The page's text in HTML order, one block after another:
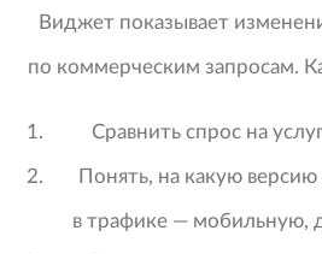
Виджет показывает
по коммерческим запросам.
Сравнить спрос на
Понять, на какую версию
в трафике — мобильную,